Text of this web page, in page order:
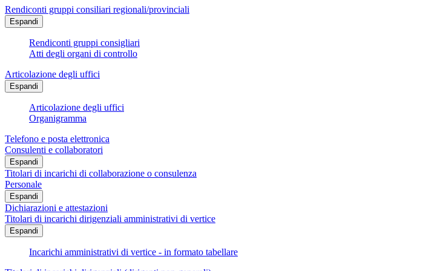
Rendiconti gruppi consiliari regionali/provinciali
Espandi
Rendiconti gruppi consigliari
Atti degli organi di controllo
Articolazione degli uffici
Espandi
Articolazione degli uffici
Organigramma
Telefono e posta elettronica
Consulenti e collaboratori
Espandi
Titolari di incarichi di collaborazione o consulenza
Personale
Espandi
Dichiarazioni e attestazioni
Titolari di incarichi dirigenziali amministrativi di vertice
Espandi
Incarichi amministrativi di vertice - in formato tabellare